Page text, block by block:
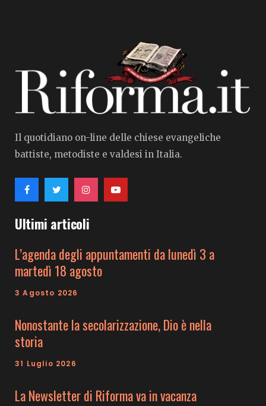
Il quotidiano on-line delle chiese evangeliche
battiste, metodiste e valdesi in Italia.
Ultimi articoli
L’agenda degli appuntamenti da lunedì 3 a
martedì 18 agosto
3 Agosto 2026
Nonostante la secolarizzazione, Dio è nella
storia
31 Luglio 2026
La Newsletter di Riforma va in vacanza